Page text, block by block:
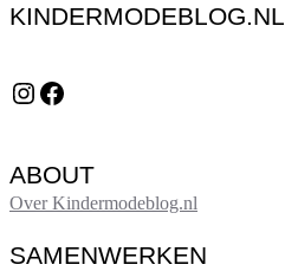
KINDERMODEBLOG.NL
Instagram Facebook
ABOUT
Over Kindermodeblog.nl
SAMENWERKEN